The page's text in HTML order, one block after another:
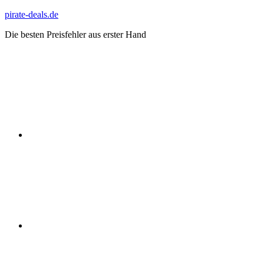
Zum
springen
pirate-deals.de
Die besten Preisfehler aus erster Hand